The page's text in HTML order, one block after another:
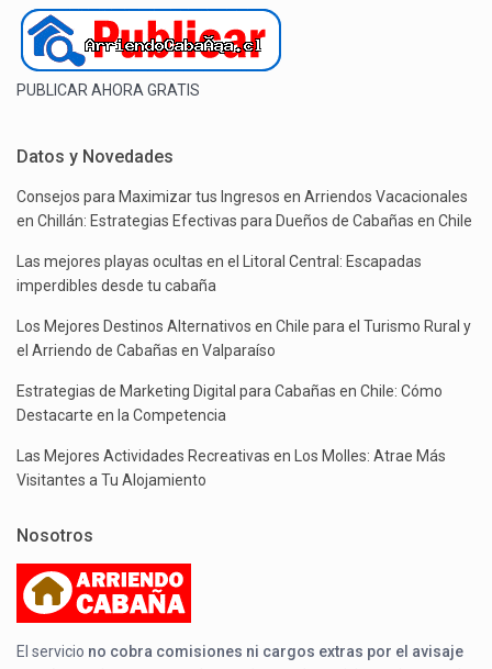
PUBLICAR AHORA GRATIS
Datos y Novedades
Consejos para Maximizar tus Ingresos en Arriendos Vacacionales
en Chillán: Estrategias Efectivas para Dueños de Cabañas en Chile
Las mejores playas ocultas en el Litoral Central: Escapadas
imperdibles desde tu cabaña
Los Mejores Destinos Alternativos en Chile para el Turismo Rural y
el Arriendo de Cabañas en Valparaíso
Estrategias de Marketing Digital para Cabañas en Chile: Cómo
Destacarte en la Competencia
Las Mejores Actividades Recreativas en Los Molles: Atrae Más
Visitantes a Tu Alojamiento
Nosotros
El servicio no cobra comisiones ni cargos extras por el avisaje